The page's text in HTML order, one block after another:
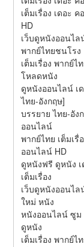
เต็มเรื่อง เดอะ
HD
เว็บดูหนังออนไล
พากย์ไทยชนโรง
เต็มเรื่อง พากย์ไ
โหลดหนัง
ดูหนังออนไลน์ เ
ไทย-อังกฤษ]
บรรยาย ไทย-อัง
ออนไลน์
พากย์ไทย เต็มเรื่
ออนไลน์ HD
ดูหนังฟรี ดูหนัง เ
เต็มเรื่อง
เว็บดูหนังออนไล
ใหม่ หนัง
หนังออนไลน์ ซูม
ดูหนัง
เต็มเรื่อง พากย์ไ